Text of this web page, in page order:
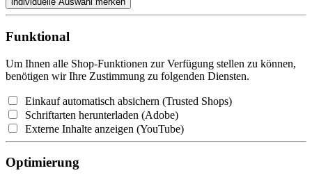
Funktional
Um Ihnen alle Shop-Funktionen zur Verfügung stellen zu können,
benötigen wir Ihre Zustimmung zu folgenden Diensten.
Einkauf automatisch absichern (Trusted Shops)
Schriftarten herunterladen (Adobe)
Externe Inhalte anzeigen (YouTube)
Optimierung